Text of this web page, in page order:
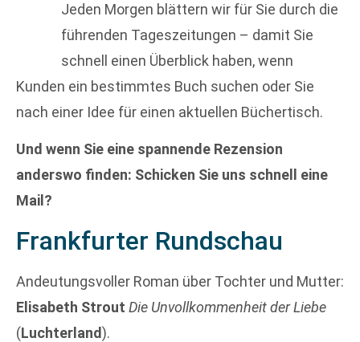
Jeden Morgen blättern wir für Sie durch die
führenden Tageszeitungen – damit Sie
schnell einen Überblick haben, wenn
Kunden ein bestimmtes Buch suchen oder Sie
nach einer Idee für einen aktuellen Büchertisch.
Und wenn Sie eine spannende Rezension
anderswo finden: Schicken Sie uns schnell eine
Mail?
Frankfurter Rundschau
Andeutungsvoller Roman über Tochter und Mutter:
Elisabeth Strout Die Unvollkommenheit der Liebe
(Luchterland).